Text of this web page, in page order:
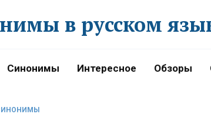
в русском
Синонимы Интересное Обзоры